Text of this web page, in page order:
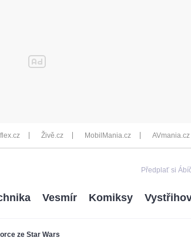
Živě.cz MobilMania.cz AVmania.cz
Předplať si
ze Star Wars
Vesmír Komiksy